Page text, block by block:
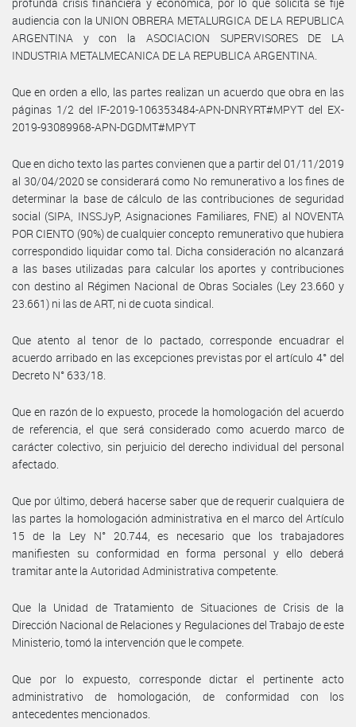
audiencia con la UNION OBRERA METALURGICA DE LA REPUBLICA
ARGENTINA y con la ASOCIACION SUPERVISORES DE LA
INDUSTRIA METALMECANICA DE LA REPUBLICA ARGENTINA.
Que en orden a ello, las partes realizan un acuerdo que obra en las
páginas 1/2 del IF-2019-106353484-APN-DNRYRT#MPYT del EX-
2019-93089968-APN-DGDMT#MPYT
Que en dicho texto las partes convienen que a partir del 01/11/2019
al 30/04/2020 se considerará como No remunerativo a los fines de
determinar la base de cálculo de las contribuciones de seguridad
social (SIPA, INSSJyP, Asignaciones Familiares, FNE) al NOVENTA
POR CIENTO (90%) de cualquier concepto remunerativo que hubiera
correspondido liquidar como tal. Dicha consideración no alcanzará
a las bases utilizadas para calcular los aportes y contribuciones
con destino al Régimen Nacional de Obras Sociales (Ley 23.660 y
23.661) ni las de ART, ni de cuota sindical.
Que atento al tenor de lo pactado, corresponde encuadrar el
acuerdo arribado en las excepciones previstas por el artículo 4° del
Decreto N° 633/18.
Que en razón de lo expuesto, procede la homologación del acuerdo
de referencia, el que será considerado como acuerdo marco de
carácter colectivo, sin perjuicio del derecho individual del personal
afectado.
Que por último, deberá hacerse saber que de requerir cualquiera de
las partes la homologación administrativa en el marco del Artículo
15 de la Ley N° 20.744, es necesario que los trabajadores
manifiesten su conformidad en forma personal y ello deberá
tramitar ante la Autoridad Administrativa competente.
Que la Unidad de Tratamiento de Situaciones de Crisis de la
Dirección Nacional de Relaciones y Regulaciones del Trabajo de este
Ministerio, tomó la intervención que le compete.
Que por lo expuesto, corresponde dictar el pertinente acto
administrativo de homologación, de conformidad con los
antecedentes mencionados.